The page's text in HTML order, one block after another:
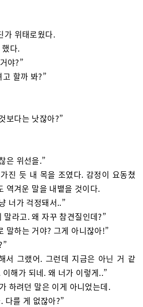
가 위태로웠다.
다.
야?”
할까 봐?”
보다는 낫잖아?”
은 위선을.”
진 듯 내 목을 조였다. 감정이 요동쳤
역겨운 말을 내뱉을 것이다.
너가 걱정돼서..”
말라고. 왜 자꾸 참견질인데?”
말하는 거야? 그게 아니잖아!”
서 그랬어. 그런데 지금은 아닌 거 같
해가 되네. 왜 너가 이렇게..”
하려던 말은 이게 아니었는데.
다를 게 없잖아?”